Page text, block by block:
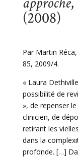
(2008)
Par Martin
85, 2009/4.
« Laura
possibilité de
», de repenser
clinicien, de
retirant les
dans la
profonde. […]